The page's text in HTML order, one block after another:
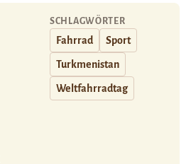
SCHLAGWÖRTER
Fahrrad Sport
Turkmenistan
Weltfahrradtag